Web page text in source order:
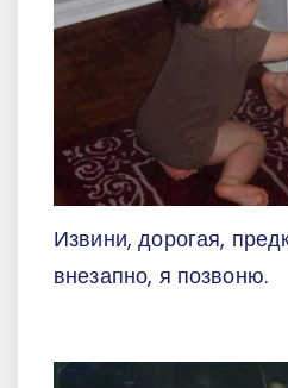
Извини, дорогая,
внезапно, я позвоню.